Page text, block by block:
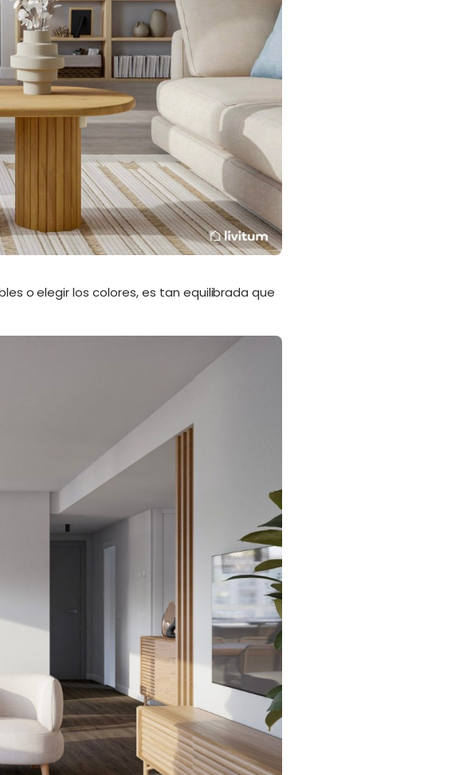
o elegir los colores, es tan equilibrada que